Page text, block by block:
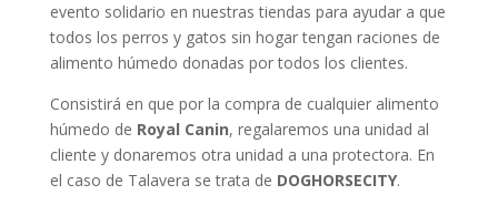
evento solidario en nuestras tiendas para ayudar a que
todos los perros y gatos sin hogar tengan raciones de
alimento húmedo donadas por todos los clientes.
Consistirá en que por la compra de cualquier alimento
húmedo de Royal Canin, regalaremos una unidad al
cliente y donaremos otra unidad a una protectora. En
el caso de Talavera se trata de DOGHORSECITY.